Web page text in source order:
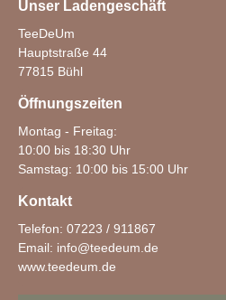
Unser Ladengeschäft
TeeDeUm
Hauptstraße 44
77815 Bühl
Öffnungszeiten
Montag - Freitag:
10:00 bis 18:30 Uhr
Samstag: 10:00 bis 15:00 Uhr
Kontakt
Telefon: 07223 / 911867
Email: info@teedeum.de
www.teedeum.de